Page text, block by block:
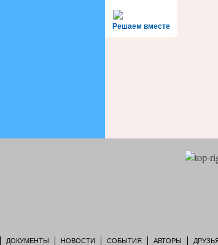
Решаем вместе
ДОКУМЕНТЫ НОВОСТИ СОБЫТИЯ АВТОРЫ